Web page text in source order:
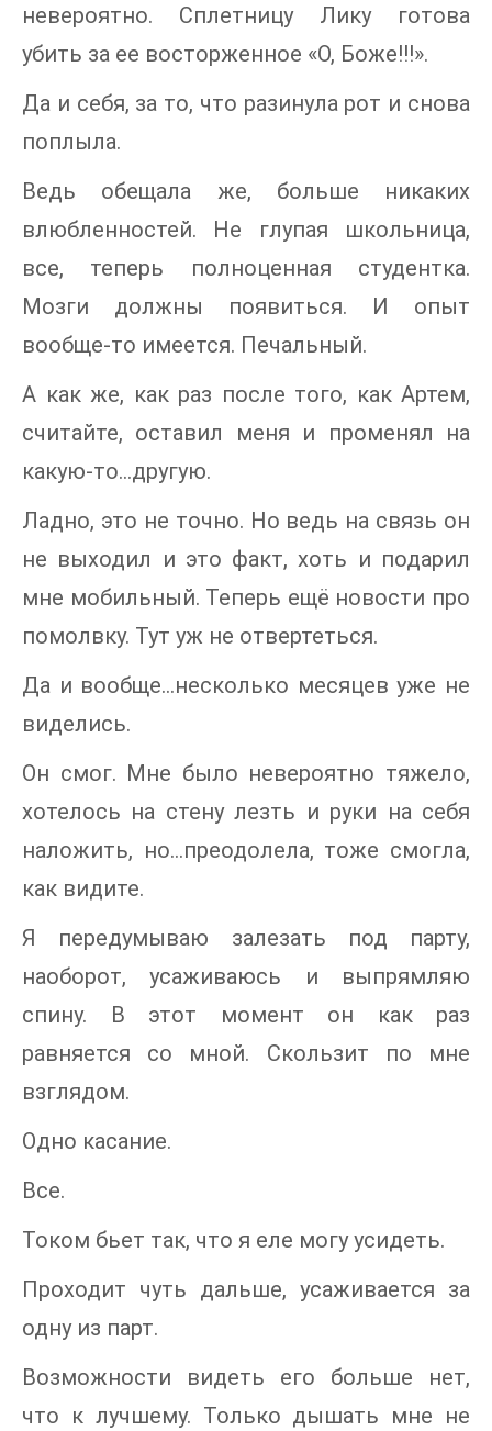
невероятно. Сплетницу Лику готова
убить за ее восторженное «О, Боже!!!».
Да и себя, за то, что разинула рот и снова
поплыла.
Ведь обещала же, больше никаких
влюбленностей. Не глупая школьница,
все, теперь полноценная студентка.
Мозги должны появиться. И опыт
вообще-то имеется. Печальный.
А как же, как раз после того, как Артем,
считайте, оставил меня и променял на
какую-то...другую.
Ладно, это не точно. Но ведь на связь он
не выходил и это факт, хоть и подарил
мне мобильный. Теперь ещё новости про
помолвку. Тут уж не отвертеться.
Да и вообще…несколько месяцев уже не
виделись.
Он смог. Мне было невероятно тяжело,
хотелось на стену лезть и руки на себя
наложить, но…преодолела, тоже смогла,
как видите.
Я передумываю залезать под парту,
наоборот, усаживаюсь и выпрямляю
спину. В этот момент он как раз
равняется со мной. Скользит по мне
взглядом.
Одно касание.
Все.
Током бьет так, что я еле могу усидеть.
Проходит чуть дальше, усаживается за
одну из парт.
Возможности видеть его больше нет,
что к лучшему. Только дышать мне не